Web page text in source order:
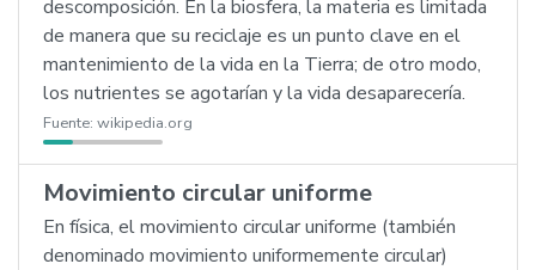
descomposición. En la biosfera, la materia es limitada
de manera que su reciclaje es un punto clave en el
mantenimiento de la vida en la Tierra; de otro modo,
los nutrientes se agotarían y la vida desaparecería.
Fuente: wikipedia.org
Movimiento circular uniforme
En física, el movimiento circular uniforme (también
denominado movimiento uniformemente circular)